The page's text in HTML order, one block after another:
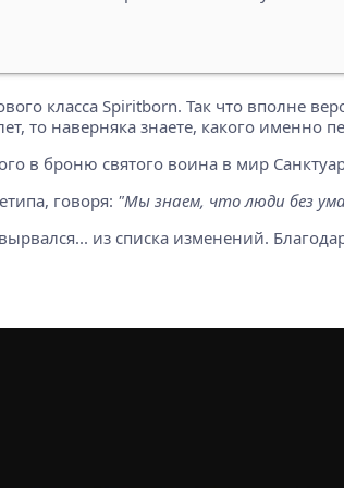
класса Spiritborn. Так что вполне
то наверняка знаете, какого именно
в броню святого воина в мир
говоря: "Мы знаем, что люди без
из списка изменений.